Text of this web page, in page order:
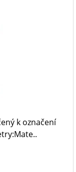
k označení